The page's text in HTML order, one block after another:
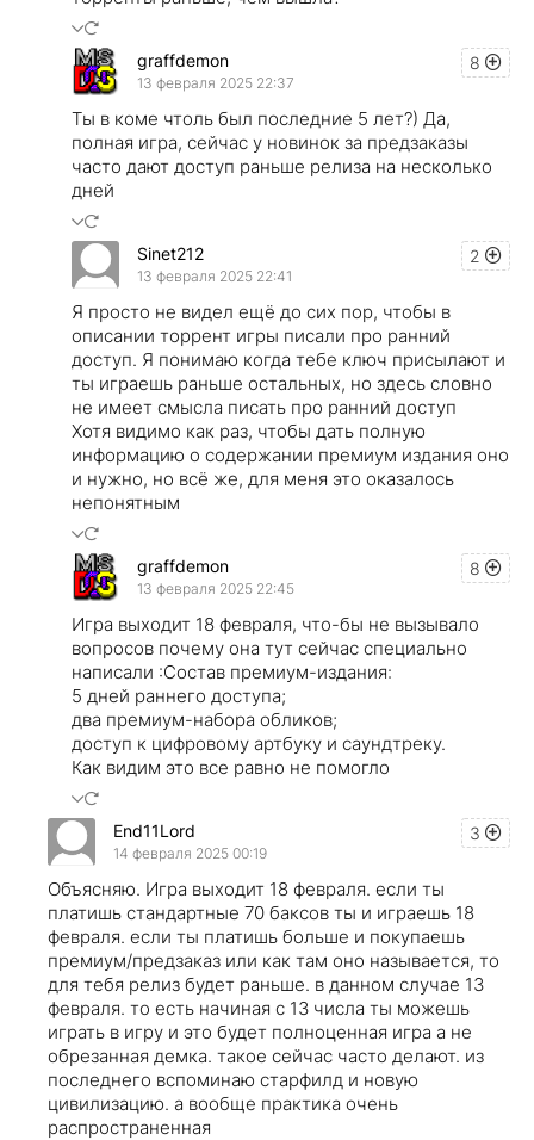
8
graffdemon
13 февраля 2025 22:37
Ты в коме чтоль был последние 5 лет?) Да,
полная игра, сейчас у новинок за предзаказы
часто дают доступ раньше релиза на несколько
дней
2
Sinet212
13 февраля 2025 22:41
Я просто не видел ещё до сих пор, чтобы в
описании торрент игры писали про ранний
доступ. Я понимаю когда тебе ключ присылают и
ты играешь раньше остальных, но здесь словно
не имеет смысла писать про ранний доступ
Хотя видимо как раз, чтобы дать полную
информацию о содержании премиум издания оно
и нужно, но всё же, для меня это оказалось
непонятным
8
graffdemon
13 февраля 2025 22:45
Игра выходит 18 февраля, что-бы не вызывало
вопросов почему она тут сейчас специально
написали :Состав премиум-издания:
5 дней раннего доступа;
два премиум-набора обликов;
доступ к цифровому артбуку и саундтреку.
Как видим это все равно не помогло
3
End11Lord
14 февраля 2025 00:19
Объясняю. Игра выходит 18 февраля. если ты
платишь стандартные 70 баксов ты и играешь 18
февраля. если ты платишь больше и покупаешь
премиум/предзаказ или как там оно называется, то
для тебя релиз будет раньше. в данном случае 13
февраля. то есть начиная с 13 числа ты можешь
играть в игру и это будет полноценная игра а не
обрезанная демка. такое сейчас часто делают. из
последнего вспоминаю старфилд и новую
цивилизацию. а вообще практика очень
распространенная